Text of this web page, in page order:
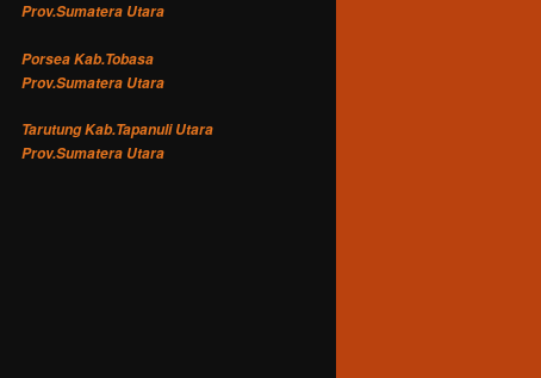
Prov.Sumatera Utara
Porsea Kab.Tobasa
Prov.Sumatera Utara
Tarutung Kab.Tapanuli Utara
Prov.Sumatera Utara